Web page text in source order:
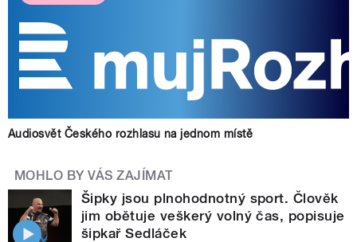
Audiosvět Českého rozhlasu na jednom místě
MOHLO BY VÁS ZAJÍMAT
Šipky jsou plnohodnotný sport. Člověk
jim obětuje veškerý volný čas, popisuje
šipkař Sedláček